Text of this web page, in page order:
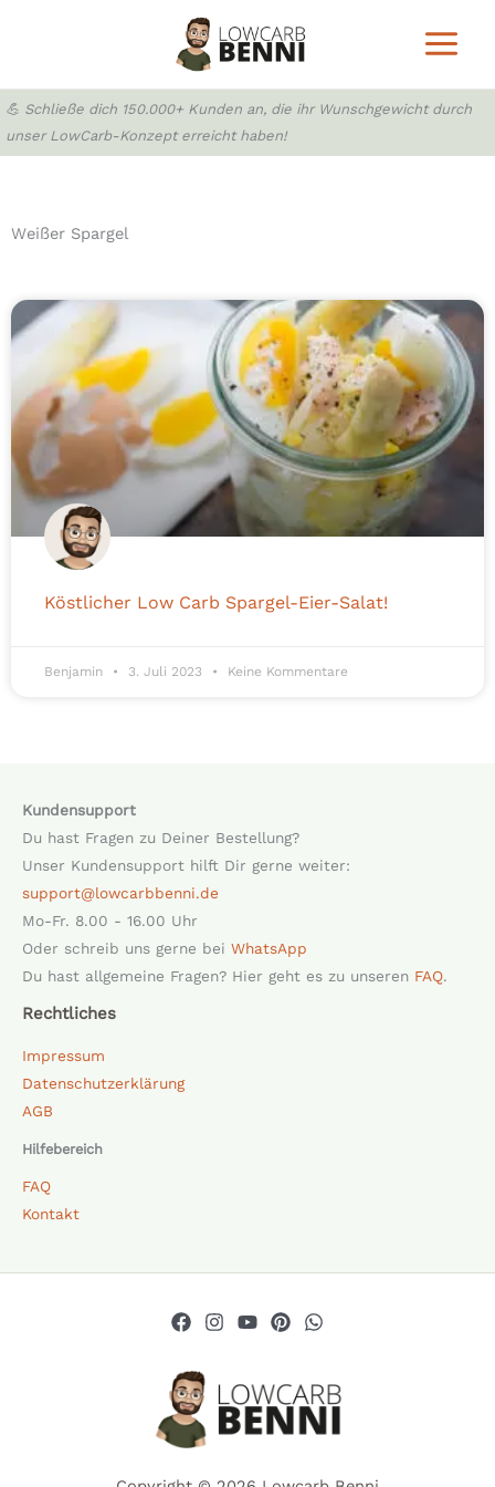
💪 Schließe dich 150.000+ Kunden an, die ihr Wunschgewicht durch
unser LowCarb-Konzept erreicht haben!
Weißer Spargel
Köstlicher Low Carb Spargel-Eier-Salat!
Benjamin 3. Juli 2023 Keine Kommentare
Kundensupport
Du hast Fragen zu Deiner Bestellung?
Unser Kundensupport hilft Dir gerne weiter:
support@lowcarbbenni.de
Mo-Fr. 8.00 - 16.00 Uhr
Oder schreib uns gerne bei WhatsApp
Du hast allgemeine Fragen? Hier geht es zu unseren FAQ.
Rechtliches
Impressum
Datenschutzerklärung
AGB
Hilfebereich
FAQ
Kontakt